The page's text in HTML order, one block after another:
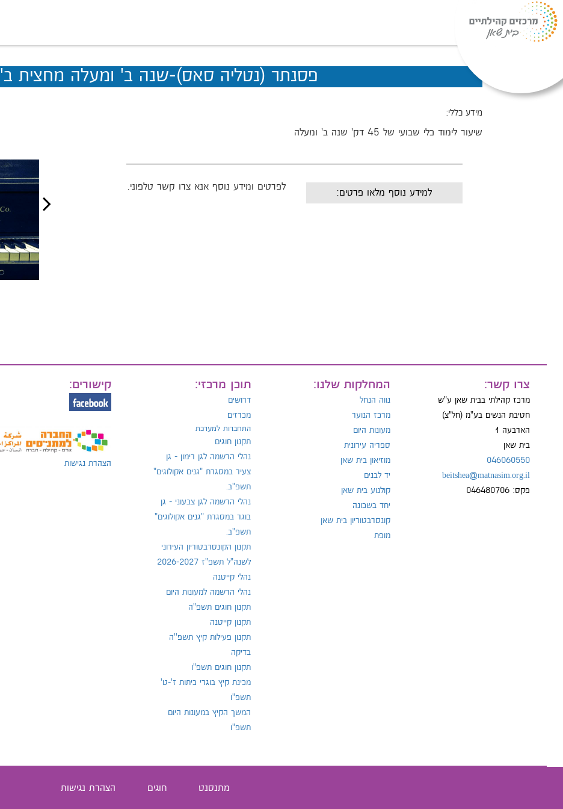
פסנתר (נטליה סאס)-שנה ב' ומעלה מחצית ב'
מידע כללי:
שיעור לימוד כלי שבועי של 45 דק' שנה ב' ומעלה
לפרטים ומידע נוסף אנא צרו קשר טלפוני.
למידע נוסף מלאו פרטים:
צרו קשר:
מרכז קהילתי בבית שאן ע"ש
חטיבת הנשים בע"מ (חל"צ)
הארבעה 1
בית שאן
046060550
beitshea@matnasim.org.il
פקס: 046480706
המחלקות שלנו:
נווה הנחל
מרכז הנוער
מעונות היום
ספריה עירונית
מוזיאון בית שאן
יד לבנים
קולנוע בית שאן
יחד בשכונה
קונסרבטוריון בית שאן
מופת
תוכן מרכזי:
דרושים
מכרזים
התחברות למערכת
תקנון חוגים
נהלי הרשמה לגן רימון - גן
צעיר במסגרת "גנים אקולוגים"
תשפ"ב.
נהלי הרשמה לגן צבעוני - גן
בוגר במסגרת "גנים אקולוגים"
תשפ"ב.
תקנון הקונסרבטוריון העירוני
לשנה"ל תשפ"ז 2026-2027
נהלי קייטנה
נהלי הרשמה למעונות היום
תקנון חוגים תשפ"ה
תקנון קייטנה
תקנון פעילות קיץ תשפ''ה
בדיקה
תקנון חוגים תשפ"ו
מכינת קיץ בוגרי כיתות ז'-ט'
תשפ"ו
המשך הקיץ במעונות היום
תשפ"ו
קישורים:
הצהרת נגישות
מתנסנט חוגים הצהרת נגישות